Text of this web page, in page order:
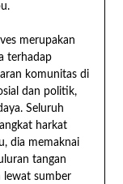
merupakan
terhadap
komunitas di
dan politik,
Seluruh
harkat
dia memaknai
tangan
lewat sumber